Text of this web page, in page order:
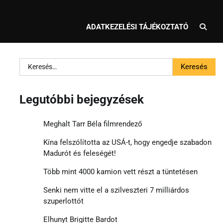
ADATKEZELÉSI TÁJÉKOZTATÓ
Keresés:
Legutóbbi bejegyzések
Meghalt Tarr Béla filmrendező
Kína felszólította az USÁ-t, hogy engedje szabadon
Madurót és feleségét!
Több mint 4000 kamion vett részt a tüntetésen
Senki nem vitte el a szilveszteri 7 milliárdos
szuperlottót
Elhunyt Brigitte Bardot